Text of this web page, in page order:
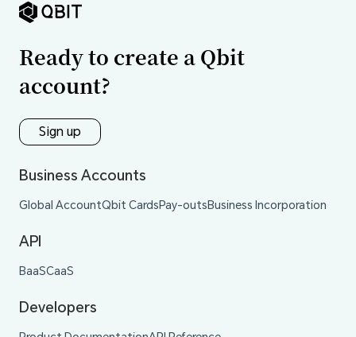
Ready to create a Qbit
account?
Sign up
Business Accounts
Global AccountQbit CardsPay-outsBusiness Incorporation
API
BaaSCaaS
Developers